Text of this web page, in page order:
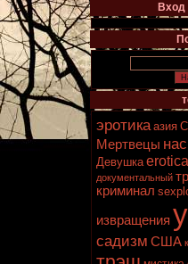
Вход
эротика азия
Мертвецы
Девушка erotica
документальный
криминал
извращения
садизм США